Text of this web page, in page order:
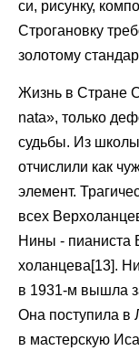
си, рисунку,
Строгановку
золотому
Жизнь в Стране
nata», только
судьбы. Из
отчислили как
элемент.
всех
Нины - пианиста
холанцева[13].
в 1931-м вышла
Она поступила
в мастерскую